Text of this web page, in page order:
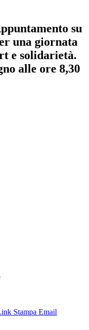
su
una giornata
e solidarietà.
alle ore 8,30
Stampa Email